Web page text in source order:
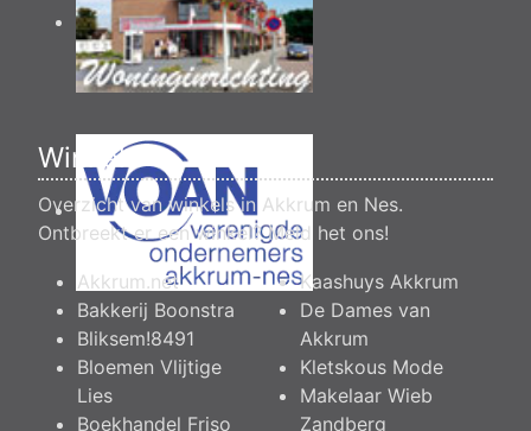
Winkels
Overzicht van winkels in Akkrum en Nes.
Ontbreekt er een winkel?Meld het ons!
Akkrum.net
Bakkerij Boonstra
Bliksem!8491
Bloemen Vlijtige
Lies
Boekhandel Friso
Kaashuys Akkrum
De Dames van
Akkrum
Kletskous Mode
Makelaar Wieb
Zandberg